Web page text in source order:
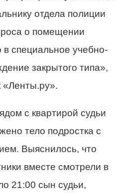
отдела полиции
о помещении
специальное учебно-
закрытого типа»,
«Ленты.ру».
с квартирой судьи
тело подростка с
Выяснилось, что
вместе смотрели в
21:00 сын судьи,